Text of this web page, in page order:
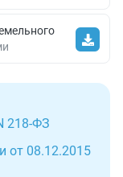
218-ФЗ
от 08.12.2015